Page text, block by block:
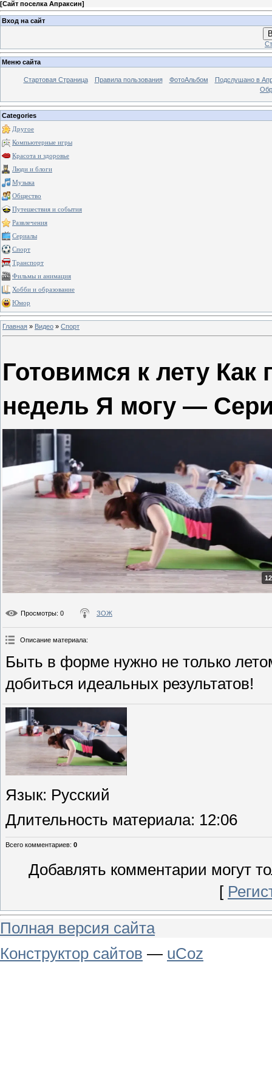
[Сайт поселка Апраксин]
Вход на сайт
Меню сайта
Стартовая Страница Правила пользования ФотоАльбом
Подслушано в
Categories
Другое
Компьютерные игры
Красота и здоровье
Люди и блоги
Музыка
Общество
Путешествия и события
Развлечения
Сериалы
Спорт
Транспорт
Фильмы и анимация
Хобби и образование
Юмор
Главная » Видео » Спорт
Готовимся к лету
недель Я могу —
Просмотры: 0 ЗОЖ
Описание материала:
Быть в форме нужно не только
добиться идеальных результатов!
Язык: Русский
Длительность материала: 12:06
Всего комментариев: 0
Добавлять комментарии могут
[
Полная версия сайта
Конструктор сайтов — uCoz